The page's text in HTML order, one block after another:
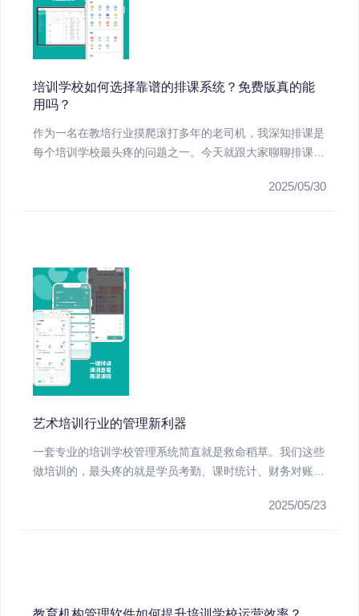
培训学校如何选择靠谱的排课系统？免费版真的能
用吗？
作为一名在教培行业摸爬滚打多年的老司机，我深知排课是
每个培训学校最头疼的问题之一。今天就跟大家聊聊排课系
2025/05/30
艺术培训行业的管理新利器
一套专业的培训学校管理系统简直就是救命稻草。我们这些
做培训的，最头疼的就是学员考勤、课时统计、财务对账这
2025/05/23